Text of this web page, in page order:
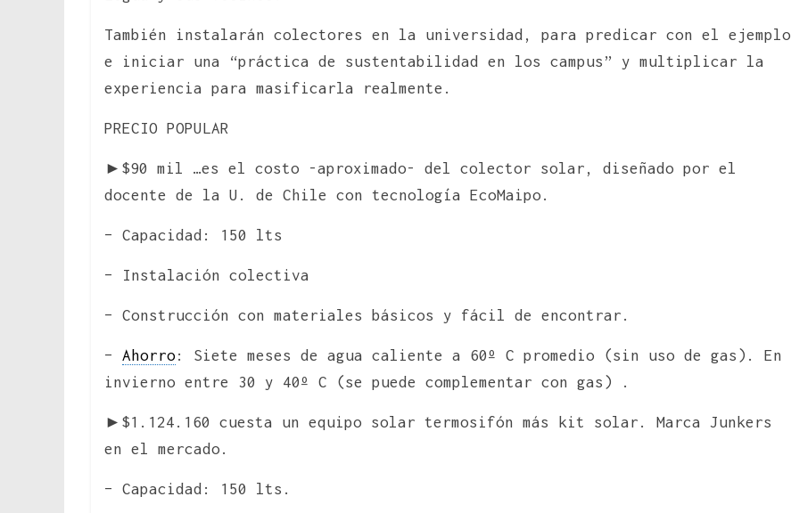
También instalarán colectores en la universidad, para predicar con el ejemplo
e iniciar una “práctica de sustentabilidad en los campus” y multiplicar la
experiencia para masificarla realmente.
PRECIO POPULAR
►$90 mil …es el costo -aproximado- del colector solar, diseñado por el
docente de la U. de Chile con tecnología EcoMaipo.
– Capacidad: 150 lts
– Instalación colectiva
– Construcción con materiales básicos y fácil de encontrar.
– Ahorro: Siete meses de agua caliente a 60º C promedio (sin uso de gas). En
invierno entre 30 y 40º C (se puede complementar con gas) .
►$1.124.160 cuesta un equipo solar termosifón más kit solar. Marca Junkers
en el mercado.
– Capacidad: 150 lts.